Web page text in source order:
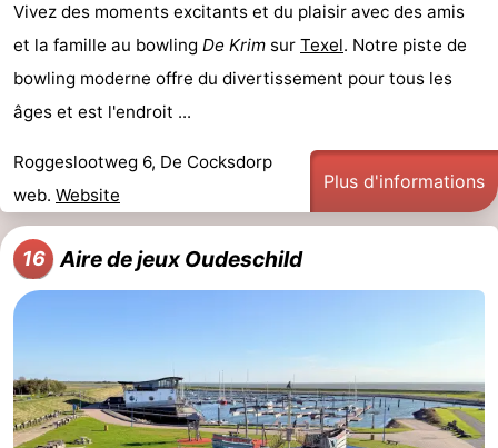
Vivez des moments excitants et du plaisir avec des amis
et la famille au bowling De Krim sur Texel. Notre piste de
bowling moderne offre du divertissement pour tous les
âges et est l'endroit ...
Roggeslootweg 6, De Cocksdorp
web. Website
Plus d'informations
16 Aire de jeux Oudeschild